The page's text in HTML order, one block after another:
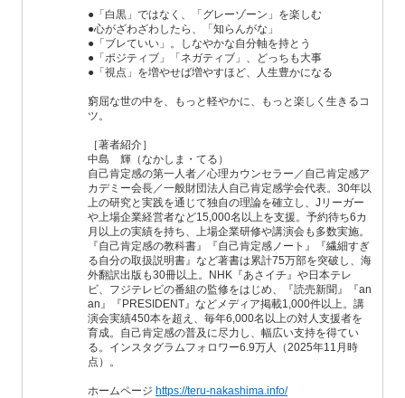
●「白黒」ではなく、「グレーゾーン」を楽しむ
●心がざわざわしたら、「知らんがな」
●「ブレていい」。しなやかな自分軸を持とう
●「ポジティブ」「ネガティブ」、どっちも大事
●「視点」を増やせば増やすほど、人生豊かになる
窮屈な世の中を、もっと軽やかに、もっと楽しく生きるコ
ツ。
［著者紹介］
中島 輝（なかしま・てる）
自己肯定感の第一人者／心理カウンセラー／自己肯定感ア
カデミー会長／一般財団法人自己肯定感学会代表。30年以
上の研究と実践を通じて独自の理論を確立し、Jリーガー
や上場企業経営者など15,000名以上を支援。予約待ち6カ
月以上の実績を持ち、上場企業研修や講演会も多数実施。
『自己肯定感の教科書』『自己肯定感ノート』『繊細すぎ
る自分の取扱説明書』など著書は累計75万部を突破し、海
外翻訳出版も30冊以上。NHK『あさイチ』や日本テレ
ビ、フジテレビの番組の監修をはじめ、『読売新聞』『an
an』『PRESIDENT』などメディア掲載1,000件以上。講
演会実績450本を超え、毎年6,000名以上の対人支援者を
育成。自己肯定感の普及に尽力し、幅広い支持を得てい
る。インスタグラムフォロワー6.9万人（2025年11月時
点）。
ホームページ https://teru-nakashima.info/